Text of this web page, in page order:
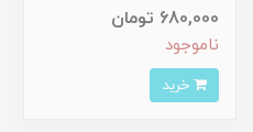
680,000 تومان
ناموجود